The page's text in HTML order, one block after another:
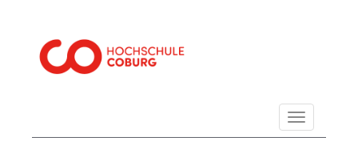
Navigation